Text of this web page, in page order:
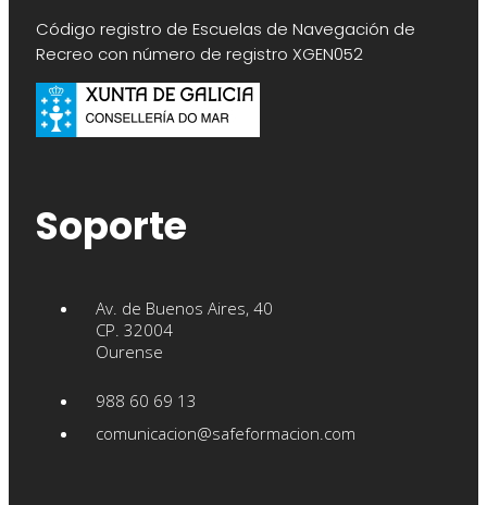
Código registro de Escuelas de Navegación de
Recreo con número de registro XGEN052
Soporte
Av. de Buenos Aires, 40
CP. 32004
Ourense
988 60 69 13
comunicacion@safeformacion.com